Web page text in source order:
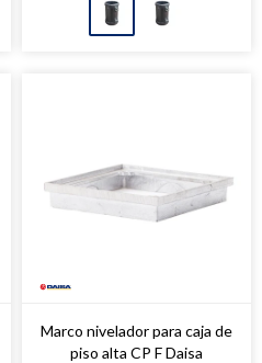
Marco nivelador para caja de
piso alta CP F Daisa